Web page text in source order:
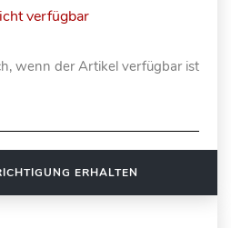
verfügbar
wenn der Artikel verfügbar ist
ERHALTEN